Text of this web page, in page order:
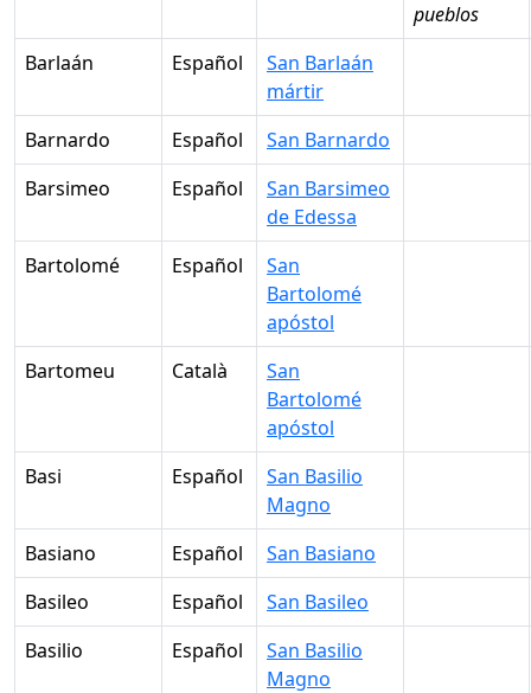
pueblos
Barlaán
Español
San Barlaán
mártir
Barnardo
Español
San Barnardo
Barsimeo
Español
San Barsimeo
de Edessa
Bartolomé
Español
San
Bartolomé
apóstol
Bartomeu
Català
San
Bartolomé
apóstol
Basi
Español
San Basilio
Magno
Basiano
Español
San Basiano
Basileo
Español
San Basileo
Basilio
Español
San Basilio
Magno